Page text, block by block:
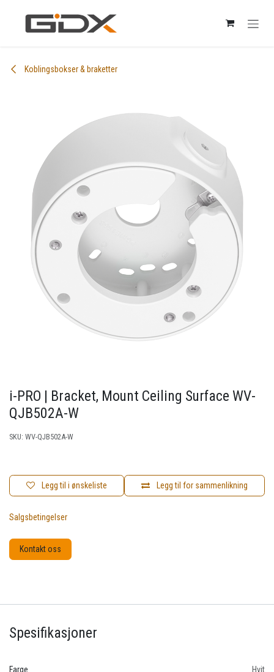
Koblingsbokser & braketter
i-PRO | Bracket, Mount Ceiling Surface WV-
QJB502A-W
SKU: WV-QJB502A-W
Legg til for sammenlikning
Legg til i ønskeliste
Salgsbetingelser
Kontakt oss
Spesifikasjoner
Farge Hvit